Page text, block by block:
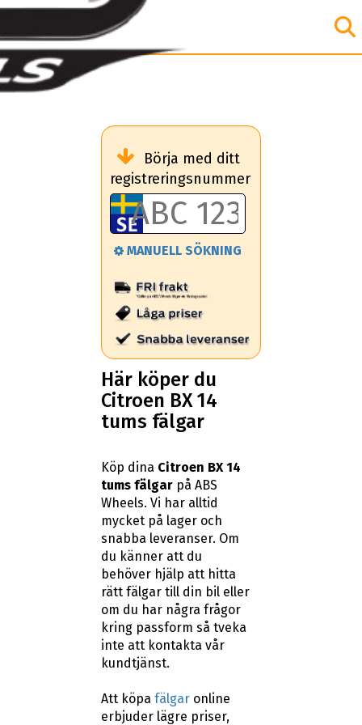
Börja med ditt
registreringsnummer
MANUELL SÖKNING
Här köper du
Citroen BX 14
tums fälgar
Köp dina Citroen BX 14
tums fälgarpå ABS
Wheels. Vi har alltid
mycket på lager och
snabba leveranser. Om
du känner att du
behöver hjälp att hitta
rätt fälgar till din bil eller
om du har några frågor
kring passform så tveka
inte att kontakta vår
kundtjänst.
Att köpa fälgaronline
erbjuder lägre priser,